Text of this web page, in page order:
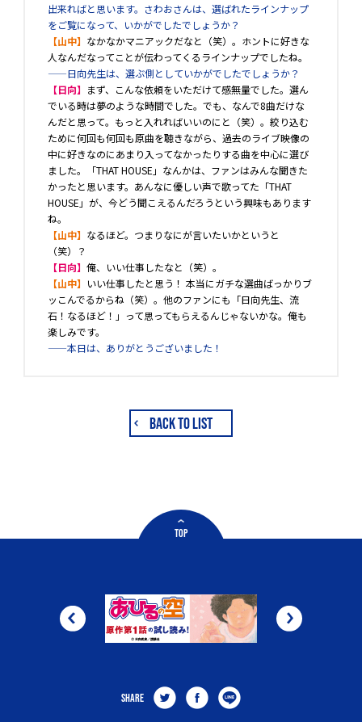
出来ればと思います。さわおさんは、選ばれたラインナップ
をご覧になって、いかがでしたでしょうか？
【山中】 なかなかマニアックだなと（笑）。ホントに好きな
人なんだなってことが伝わってくるラインナップでしたね。
――日向先生は、選ぶ側としていかがでしたでしょうか？
【日向】 まず、こんな依頼をいただけて感無量でした。選ん
でいる時は夢のような時間でした。でも、なんで8曲だけな
んだと思って。もっと入れればいいのにと（笑）。絞り込む
ために何回も何回も原曲を聴きながら、過去のライブ映像の
中に好きなのにあまり入ってなかったりする曲を中心に選び
ました。「THAT HOUSE」なんかは、ファンはみんな聞きた
かったと思います。あんなに優しい声で歌ってた「THAT
HOUSE」が、今どう聞こえるんだろうという興味もあります
ね。
【山中】 なるほど。つまりなにが言いたいかというと
（笑）？
【日向】俺、いい仕事したなと（笑）。
【山中】 いい仕事したと思う！ 本当にガチな選曲ばっかりブ
ッこんでるからね（笑）。他のファンにも「日向先生、流
石！なるほど！」って思ってもらえるんじゃないかな。俺も
楽しみです。
――本日は、ありがとうございました！
BACK TO LIST
TOP
SHARE